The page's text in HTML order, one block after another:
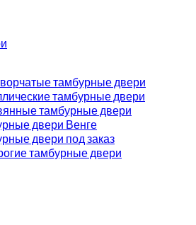
тамбурные двери
тамбурные двери
тамбурные двери
двери Венге
двери под заказ
тамбурные двери